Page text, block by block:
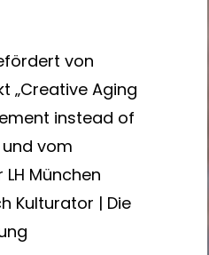
von
„Creative Aging
instead of
vom
München
Kulturator | Die